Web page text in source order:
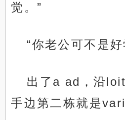
觉。”
“你老公可不是好
出了a ad，沿
手边第二栋就是